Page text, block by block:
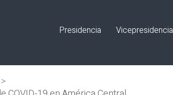
Presidencia Vicepresidencia
>